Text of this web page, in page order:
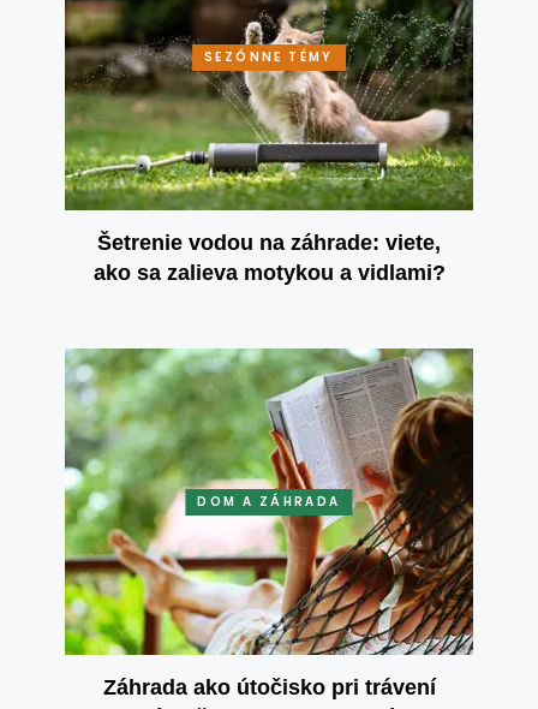
SEZÓNNE TÉMY
Šetrenie vodou na záhrade: viete,
ako sa zalieva motykou a vidlami?
DOM A ZÁHRADA
Záhrada ako útočisko pri trávení